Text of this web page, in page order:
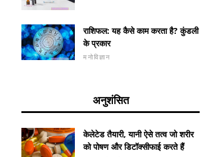
राशिफल: यह कैसे काम करता है? कुंडली
के प्रकार
मनोविज्ञान
अनुशंसित
केलेटेड तैयारी, यानी ऐसे तत्व जो शरीर
को पोषण और डिटॉक्सीफाई करते हैं